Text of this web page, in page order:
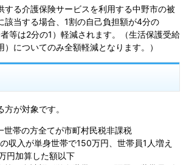
する介護保険サービスを利用する中野市の被
該当する場合、1割の自己負担額が4分の
等は2分の1）軽減されます。（生活保護受給
についてのみ全額軽減となります。）
が対象です。
世帯の方全てが市町村民税非課税
収入が単身世帯で150万円、世帯員1人増え
円加算した額以下